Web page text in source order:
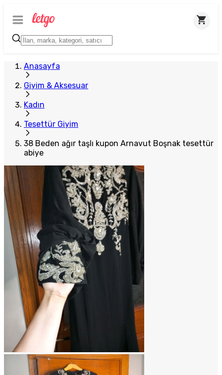
Anasayfa
Giyim & Aksesuar
Kadın
Tesettür Giyim
38 Beden ağır taşlı kupon Arnavut Boşnak tesettür
abiye